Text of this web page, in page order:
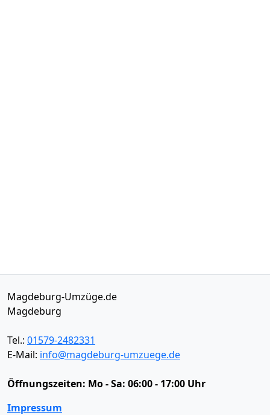
Magdeburg-Umzüge.de
Magdeburg
Tel.: 01579-2482331
E-Mail: info@magdeburg-umzuege.de
Öffnungszeiten: Mo - Sa: 06:00 - 17:00 Uhr
Impressum